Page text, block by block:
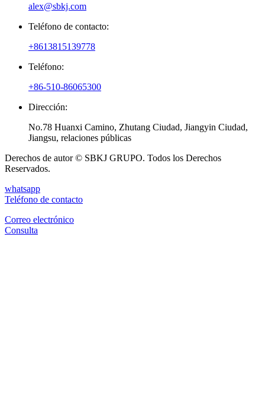
alex@sbkj.com
Teléfono de contacto:
+8613815139778
Teléfono:
+86-510-86065300
Dirección:
No.78 Huanxi Camino, Zhutang Ciudad, Jiangyin Ciudad,
Jiangsu, relaciones públicas
Derechos de autor © SBKJ GRUPO. Todos los Derechos
Reservados.
whatsapp
Teléfono de contacto
Correo electrónico
Consulta